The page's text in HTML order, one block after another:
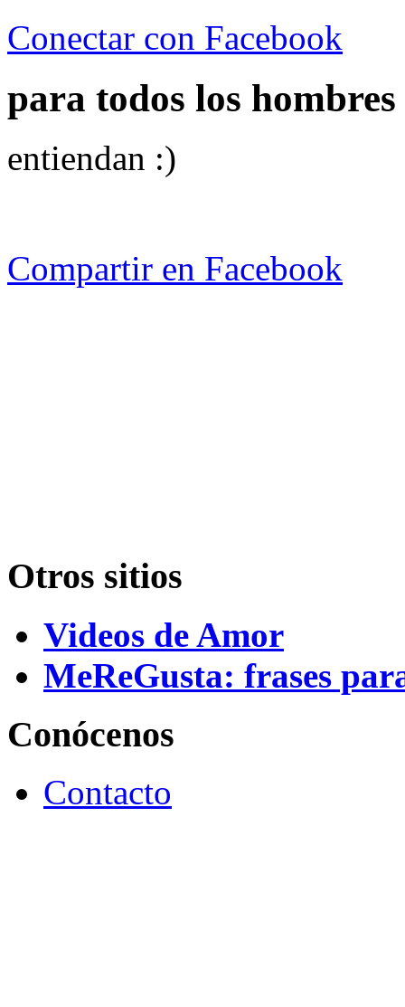
Conectar con Facebook
para todos los hombres
entiendan :)
Compartir en Facebook
Otros sitios
Videos de Amor
MeReGusta: frases
Conócenos
Contacto